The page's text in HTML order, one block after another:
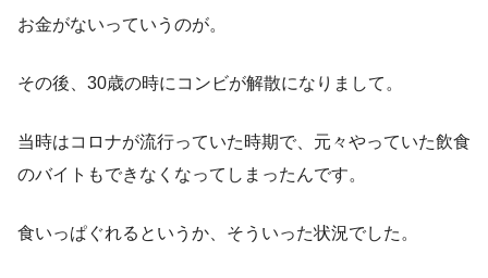
お金がないっていうのが。
その後、30歳の時にコンビが解散になりまして。
当時はコロナが流行っていた時期で、元々やっていた飲食
のバイトもできなくなってしまったんです。
食いっぱぐれるというか、そういった状況でした。